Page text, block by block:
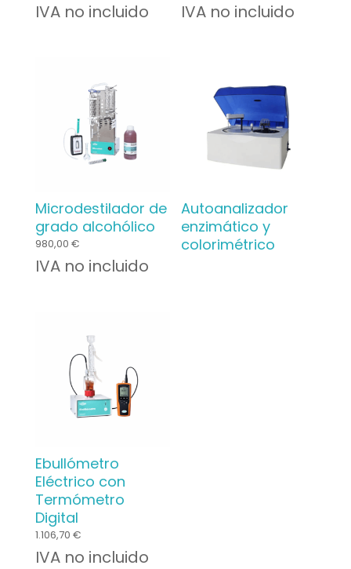
IVA no incluido IVA no incluido
Microdestilador de
grado alcohólico
980,00 €
IVA no incluido
Autoanalizador
enzimático y
colorimétrico
Ebullómetro
Eléctrico con
Termómetro
Digital
1.106,70 €
IVA no incluido